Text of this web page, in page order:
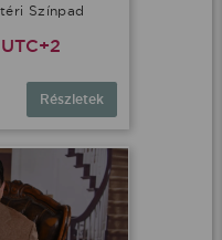
Színpad
Részletek